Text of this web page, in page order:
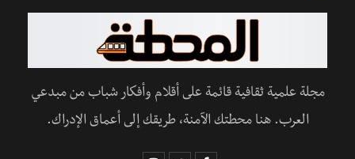
مجلة علمية ثقافية قائمة على أقلام وأفكار شباب من مبدعي
العرب. هنا محطتك الآمنة، طريقك إلى أعماق الإدراك.